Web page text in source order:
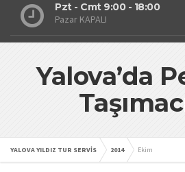
Pzt - Cmt 9:00 - 18:00
Pazar KAPALI
Yalova’da
YALOVA YILDIZ TUR SERVİS 2014 Ekim